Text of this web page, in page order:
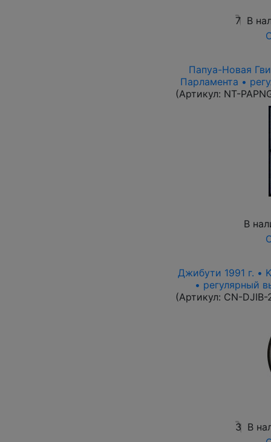
7 В
Папуа-Новая
Парламента •
(Артикул: NT-
В
Джибути 1991 г. •
• регулярный
(Артикул: CN-DJIB-
3 В